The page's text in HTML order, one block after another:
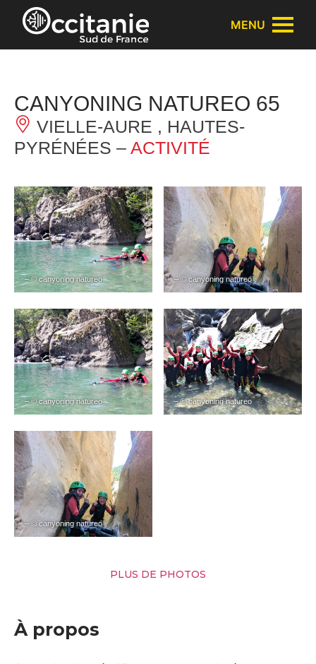
Panneau de gestion des cookies
MENU
CANYONING NATUREO 65
VIELLE-AURE , HAUTES-
PYRÉNÉES – ACTIVITÉ
– © canyoning natureo – © canyoning natureo
– © canyoning natureo – © canyoning natureo
– © canyoning natureo
PLUS DE PHOTOS
À propos